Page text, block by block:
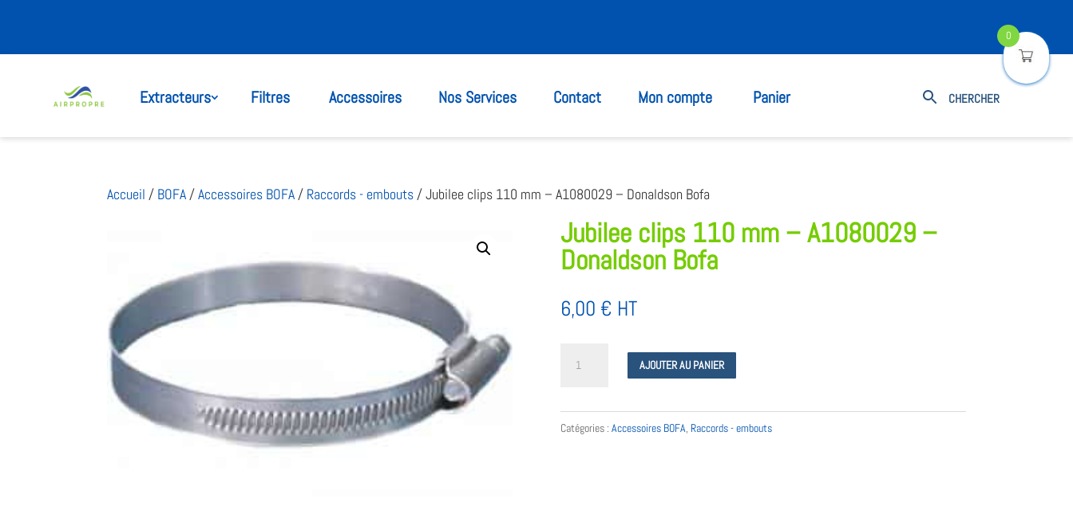
Extracteurs Filtres Accessoires Nos Services Contact Mon compte Panier
Accueil / BOFA /Accessoires BOFA / Raccords - embouts / Jubilee clips 110 mm – A1080029 – Donaldson Bofa
Jubilee clips 110 mm – A1080029 –
Donaldson Bofa
6,00 € HT
clips
AJOUTER AU PANIER
Catégories : Accessoires BOFA, Raccords - embouts
0